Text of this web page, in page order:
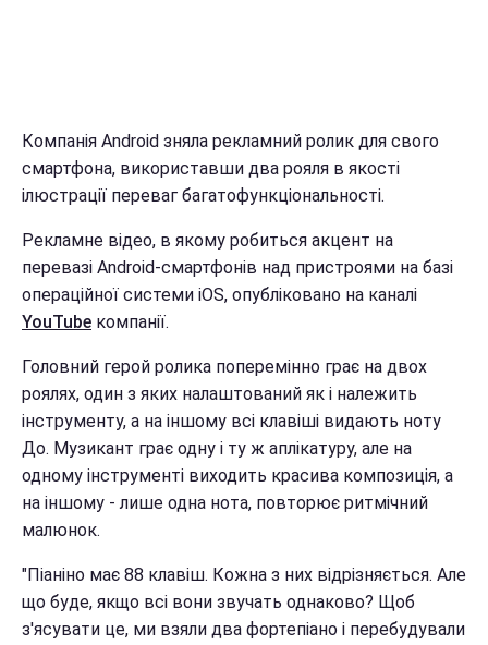
Компанія Android зняла рекламний ролик для свого
смартфона, використавши два рояля в якості
ілюстрації переваг багатофункціональності.
Рекламне відео, в якому робиться акцент на
перевазі Android-смартфонів над пристроями на базі
операційної системи iOS, опубліковано на каналі
YouTube компанії.
Головний герой ролика поперемінно грає на двох
роялях, один з яких налаштований як і належить
інструменту, а на іншому всі клавіші видають ноту
До. Музикант грає одну і ту ж аплікатуру, але на
одному інструменті виходить красива композиція, а
на іншому - лише одна нота, повторює ритмічний
малюнок.
"Піаніно має 88 клавіш. Кожна з них відрізняється. Але
що буде, якщо всі вони звучать однаково? Щоб
з'ясувати це, ми взяли два фортепіано і перебудували